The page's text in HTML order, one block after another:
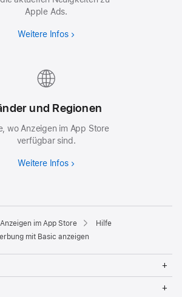
Apple Ads.
Weitere Infos
und Regionen
wo Anzeigen im App Store
verfügbar sind.
Weitere Infos
Anzeigen im App Store
Hilfe
mit Basic anzeigen